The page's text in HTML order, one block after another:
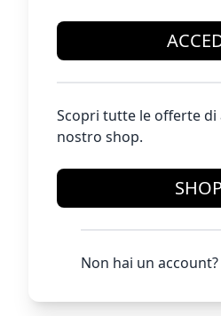
Scopri tutte le offerte
nostro shop.
SHOP
Non hai un account?